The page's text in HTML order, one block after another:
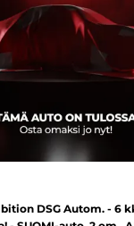
DSG Autom. - 6